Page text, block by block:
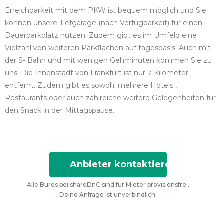
Erreichbarkeit mit dem PKW ist bequem möglich und Sie
können unsere Tiefgarage (nach Verfügbarkeit) für einen
Dauerparkplatz nutzen. Zudem gibt es im Umfeld eine
Vielzahl von weiteren Parkflächen auf tagesbasis. Auch mit
der S- Bahn und mit wenigen Gehminuten kommen Sie zu
uns. Die Innenstadt von Frankfurt ist nur 7 Kilometer
entfernt. Zudem gibt es sowohl mehrere Hotels ,
Restaurants oder auch zahlreiche weitere Gelegenheiten für
den Snack in der Mittagspause.
Anbieter kontaktieren
Alle Büros bei shareDnC sind für Mieter provisionsfrei.
Deine Anfrage ist unverbindlich.